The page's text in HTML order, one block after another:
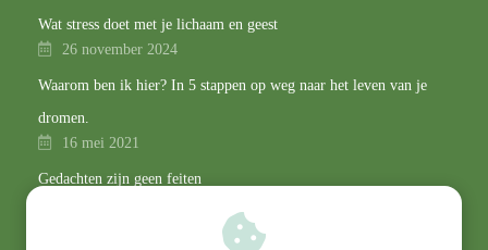
Wat stress doet met je lichaam en geest
26 november 2024
Waarom ben ik hier? In 5 stappen op weg naar het leven van je
dromen.
16 mei 2021
Gedachten zijn geen feiten
“Mindfulness is niets voor mij!”